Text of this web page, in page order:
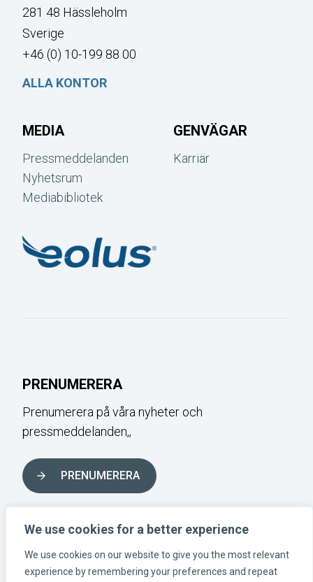
We use cookies for a better experience
We use cookies on our website to give you the most relevant
experience by remembering your preferences and repeat
281 48 Hässleholm
Sverige
+46 (0) 10-199 88 00
ALLA KONTOR
MEDIA
Pressmeddelanden
Nyhetsrum
Mediabibliotek
GENVÄGAR
Karriär
PRENUMERERA
Prenumerera på våra nyheter och
pressmeddelanden,,
PRENUMERERA
FÖLJ OSS I SOCIALA MEDIER
Instagram-länk
Linkedin-länk
Facebook-länk